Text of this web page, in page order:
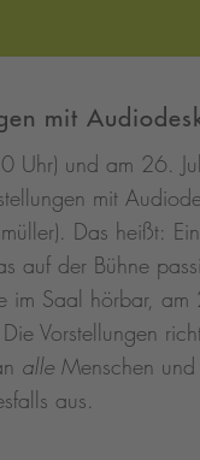
mit
Uhr) und am 26.
mit
Das heißt:
auf der Bühne
im Saal hörbar, am
Vorstellungen
alle Menschen
aus.